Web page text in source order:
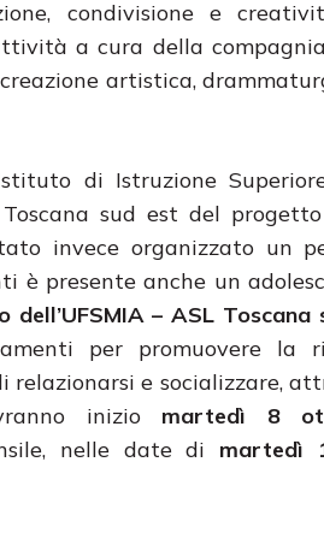
condivisione e
a cura della
artistica,
di Istruzione
sud est del
invece organizzato un
è presente anche un
dell’UFSMIA – ASL Toscana
per promuovere la
relazionarsi e socializzare,
inizio martedì 8
nelle date di martedì